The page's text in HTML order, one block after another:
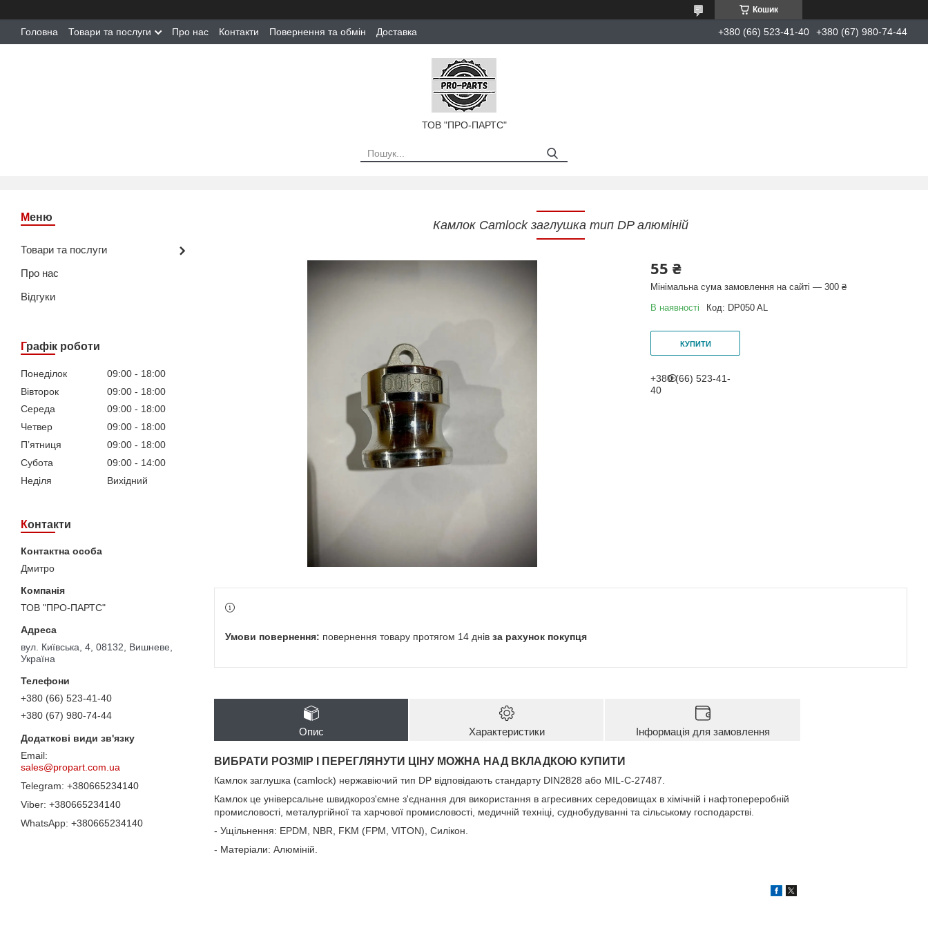
Кошик
Головна Товари та послуги Про нас Контакти Повернення та обмін Доставка +380 (66) 523-41-40 +380 (67) 980-74-44
ТОВ "ПРО-ПАРТС"
Товари та послуги
Про нас
Відгуки
Графік роботи
Понеділок 09:00
18:00
Вівторок
09:00
18:00
Середа
09:00
18:00
Четвер
09:00
18:00
Пʼятниця
09:00
18:00
Субота
09:00
14:00
Неділя
Вихідний
Контакти
Дмитро
ТОВ "ПРО-ПАРТС"
вул. Київська, 4, 08132, Вишневе,
Україна
+380 (66) 523-41-40
+380 (67) 980-74-44
sales@propart.com.ua
+380665234140
+380665234140
+380665234140
Камлок Camlock заглушка тип DP алюміній
55 ₴
Мінімальна сума замовлення на сайті — 300 ₴
В наявності
Код: DP050 AL
КУПИТИ
+380 (66) 523-41-
40
повернення товару протягом 14 днів за рахунок покупця
Опис Характеристики Інформація для замовлення
ВИБРАТИ РОЗМІР І ПЕРЕГЛЯНУТИ ЦІНУ МОЖНА НАД ВКЛАДКОЮ КУПИТИ
Камлок заглушка (camlock) нержавіючий тип DP відповідають стандарту DIN2828 або MIL-C-27487.
Камлок це універсальне швидкороз'ємне з'єднання для використання в агресивних середовищах в хімічній і нафтопереробній
промисловості, металургійної та харчової промисловості, медичній техніці, суднобудуванні та сільському господарстві.
- Ущільнення: EPDM, NBR, FKM (FPM, VITON), Силікон.
- Матеріали: Алюміній.